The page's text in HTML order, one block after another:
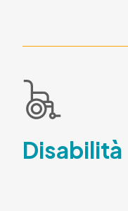
Disabilità